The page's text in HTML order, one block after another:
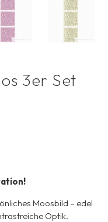
3er Set
Moosbild – edel
Optik.